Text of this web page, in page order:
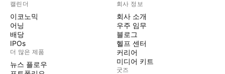
캘린더
이코노믹
어닝
배당
IPOs
더 많은 제품
뉴스 플로우
회사 정보
회사 소개
우주 임무
블로그
헬프 센터
커리어
미디어 키트
굿즈